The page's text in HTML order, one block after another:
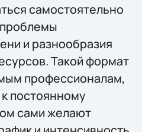
самостоятельно
и разнообразия
Такой формат
профессионалам,
постоянному
сами желают